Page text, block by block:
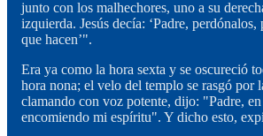
junto con los malhechores, uno a su
izquierda. Jesús decía: ‘Padre,
que hacen’".
Era ya como la hora sexta y se oscureció
hora nona; el velo del templo se rasgó por
clamando con voz potente, dijo: "Padre,
encomiendo mi espíritu". Y dicho esto,